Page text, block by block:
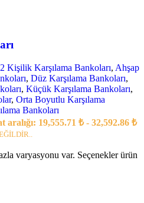
2 Kişilik Karşılama Bankoları, Ahşap
, Düz Karşılama Bankoları,
, Küçük Karşılama Bankoları,
, Orta Boyutlu Karşılama
Bankoları
aralığı: 19,555.71 ₺ - 32,592.86 ₺
varyasyonu var. Seçenekler ürün